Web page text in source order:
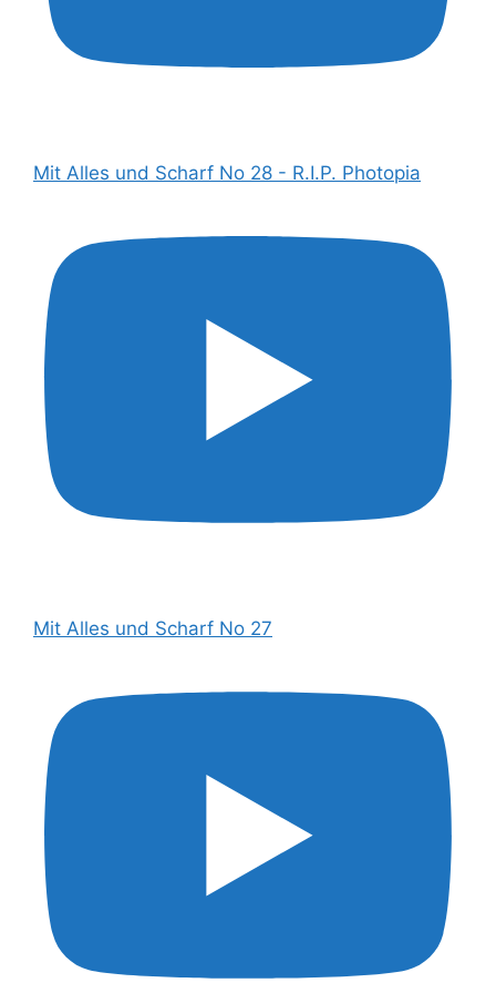
Mit Alles und Scharf No 28 - R.I.P. Photopia
Mit Alles und Scharf No 27